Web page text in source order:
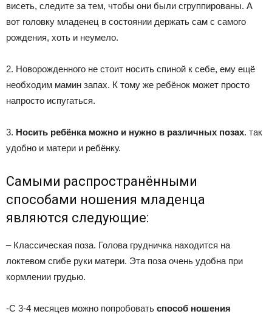
висеть, следите за тем, чтобы они были сгруппированы. А
вот головку младенец в состоянии держать сам с самого
рождения, хоть и неумело.
2. Новорожденного не стоит носить спиной к себе, ему ещё
необходим мамин запах. К тому же ребёнок может просто
напросто испугаться.
3. Носить ребёнка можно и нужно в различных позах. так
удобно и матери и ребёнку.
Самыми распространёнными
способами ношения младенца
являются следующие:
– Классическая поза. Голова грудничка находится на
локтевом сгибе руки матери. Эта поза очень удобна при
кормлении грудью.
-С 3-4 месяцев можно попробовать способ ношения